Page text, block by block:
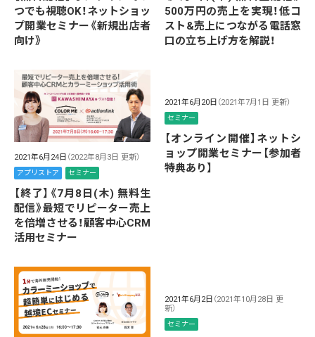
つでも視聴OK！ネットショッ
プ開業セミナー《新規出店者
向け》
500万円の売上を実現！低コ
スト&売上につながる電話窓
口の立ち上げ方を解説！
2021年6月24日 （2022年8月3日 更新）
アプリストア セミナー
【終了】《7月8日(木) 無料生
配信》最短でリピーター売上
を倍増させる！顧客中心CRM
活用セミナー
2021年6月20日 （2021年7月1日 更新）
セミナー
【オンライン開催】ネットシ
ョップ開業セミナー【参加者
特典あり】
2021年6月2日 （2021年10月28日 更
新）
セミナー